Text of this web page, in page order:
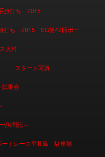
旅打ち 2015
打ち 2015 SG第42回ボー
大村
スタート写真
試乗会
訪問記～
ートレース平和島 駐車場